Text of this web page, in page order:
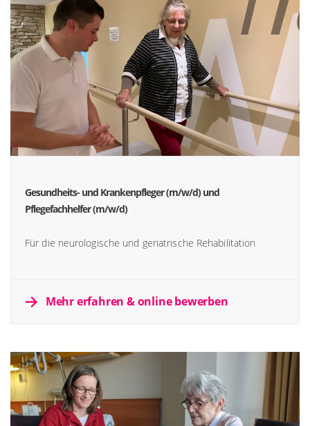
Gesundheits- und Krankenpfleger (m/w/d) und
Pflegefachhelfer (m/w/d)
Für die neurologische und geriatrische Rehabilitation
Mehr erfahren & online bewerben